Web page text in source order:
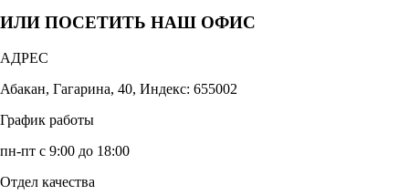
ИЛИ ПОСЕТИТЬ НАШ ОФИС
АДРЕС
Абакан, Гагарина, 40, Индекс: 655002
График работы
пн-пт с 9:00 до 18:00
Отдел качества